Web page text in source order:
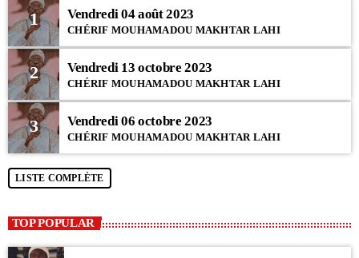
1 Vendredi 04 août 2023
CHÉRIF MOUHAMADOU MAKHTAR LAHI
2 Vendredi 13 octobre 2023
CHÉRIF MOUHAMADOU MAKHTAR LAHI
3 Vendredi 06 octobre 2023
CHÉRIF MOUHAMADOU MAKHTAR LAHI
LISTE COMPLÈTE
TOP POPULAR